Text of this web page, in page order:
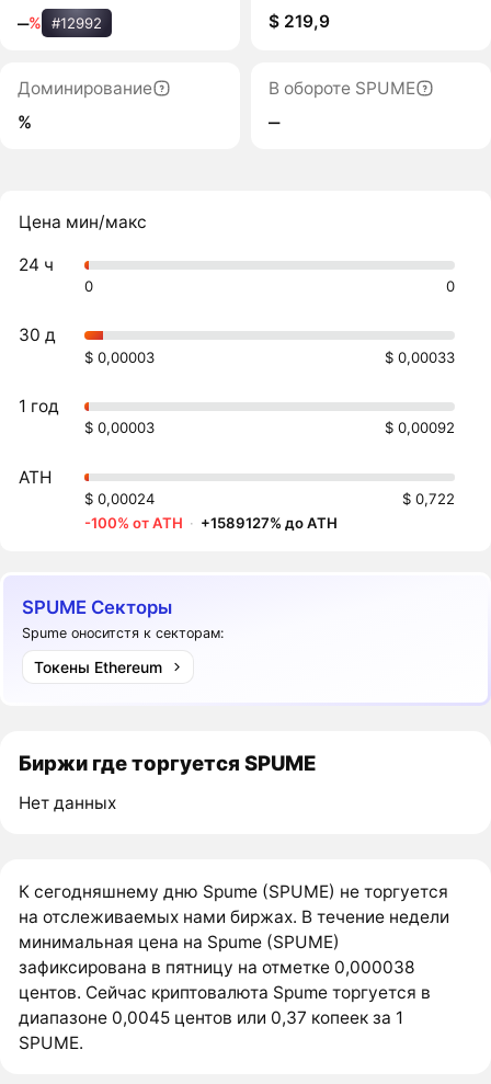
‒% #12992
$ 219,9
Доминирование
%
В обороте SPUME
‒
Цена мин/макс
24 ч
0 0
30 д
$ 0,00003 $ 0,00033
1 год
$ 0,00003 $ 0,00092
ATH
$ 0,00024
$ 0,722
-100% от ATH · +1589127% до ATH
SPUME Секторы
Spume оноситстя к секторам:
Токены Ethereum
Биржи где торгуется SPUME
Нет данных
К сегодняшнему дню Spume (SPUME) не торгуется
на отслеживаемых нами биржах. В течение недели
минимальная цена на Spume (SPUME)
зафиксирована в пятницу на отметке 0,000038
центов. Сейчас криптовалюта Spume торгуется в
диапазоне 0,0045 центов или 0,37 копеек за 1
SPUME.